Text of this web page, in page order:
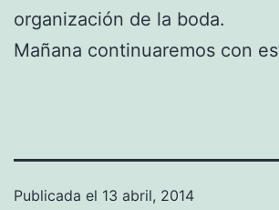
organización de la boda.
Mañana continuaremos con
Publicada el 13 abril, 2014